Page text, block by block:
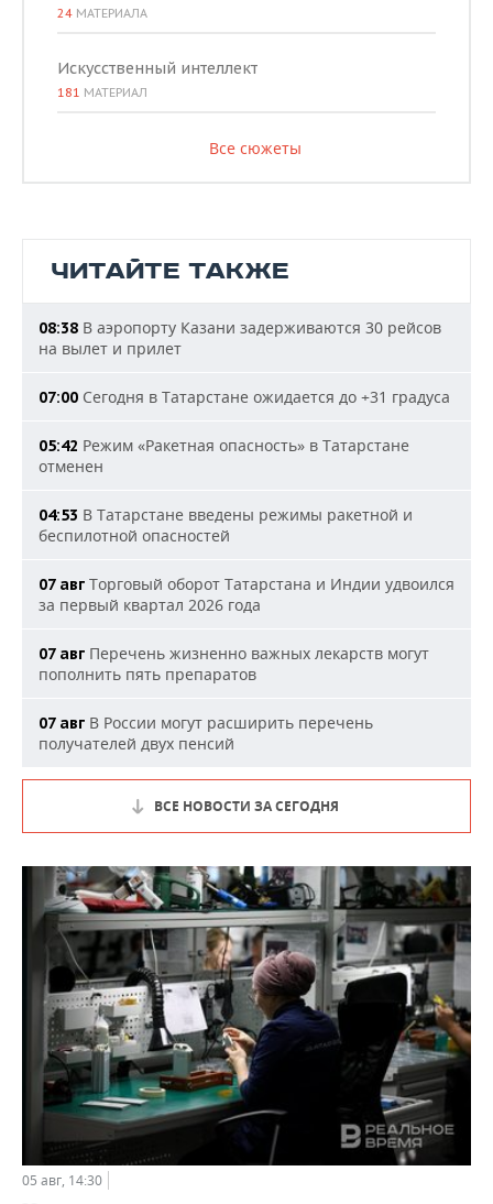
24 МАТЕРИАЛА
Искусственный интеллект
181 МАТЕРИАЛ
Все сюжеты
ЧИТАЙТЕ ТАКЖЕ
08:38 В аэропорту Казани задерживаются 30 рейсов
на вылет и прилет
07:00 Сегодня в Татарстане ожидается до +31 градуса
05:42 Режим «Ракетная опасность» в Татарстане
отменен
04:53 В Татарстане введены режимы ракетной и
беспилотной опасностей
07 авг Торговый оборот Татарстана и Индии удвоился
за первый квартал 2026 года
07 авг Перечень жизненно важных лекарств могут
пополнить пять препаратов
07 авг В России могут расширить перечень
получателей двух пенсий
ВСЕ НОВОСТИ ЗА СЕГОДНЯ
05 авг, 14:30